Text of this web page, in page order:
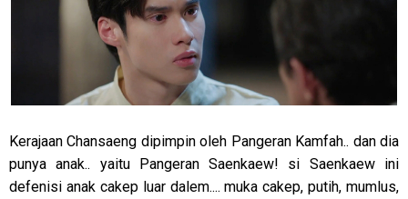
Kerajaan Chansaeng dipimpin oleh Pangeran Kamfah.. dan dia
punya anak.. yaitu Pangeran Saenkaew! si Saenkaew ini
defenisi anak cakep luar dalem.... muka cakep, putih, mumlus,